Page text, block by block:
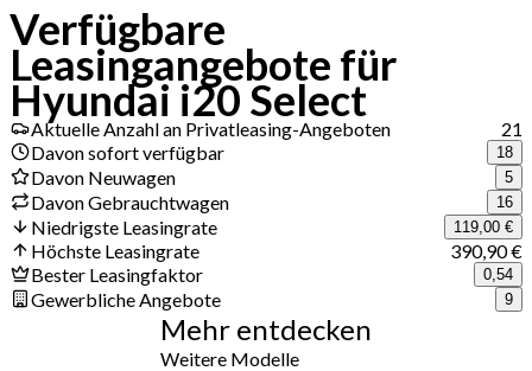
Verfügbare
Leasingangebote für
Hyundai i20 Select
Aktuelle Anzahl an Privatleasing-Angeboten
21
Davon sofort verfügbar
18
Davon Neuwagen 5
Davon Gebrauchtwagen 16
Niedrigste Leasingrate 119,00 €
Höchste Leasingrate
390,90 €
Bester Leasingfaktor
0,54
Gewerbliche Angebote 9
Mehr entdecken
Weitere Modelle